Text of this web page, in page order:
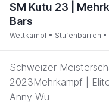
SM Kutu 23 |
Bars
Wettkampf • Stufenbarren •
Schweizer
2023Mehrkampf |
Anny Wu